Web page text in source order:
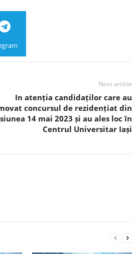
Next article
In atenția candidaților care au
concursul de rezidențiat din
14 mai 2023 și au ales loc în
Centrul Universitar Iași